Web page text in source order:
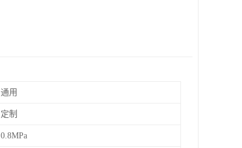
通用
定制
0.8MPa